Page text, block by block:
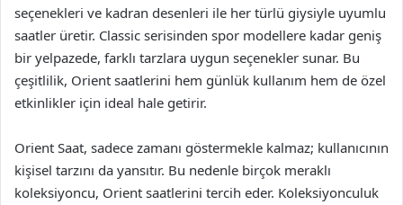
seçenekleri ve kadran desenleri ile her türlü giysiyle uyumlu
saatler üretir. Classic serisinden spor modellere kadar geniş
bir yelpazede, farklı tarzlara uygun seçenekler sunar. Bu
çeşitlilik, Orient saatlerini hem günlük kullanım hem de özel
etkinlikler için ideal hale getirir.
Orient Saat, sadece zamanı göstermekle kalmaz; kullanıcının
kişisel tarzını da yansıtır. Bu nedenle birçok meraklı
koleksiyoncu, Orient saatlerini tercih eder. Koleksiyonculuk